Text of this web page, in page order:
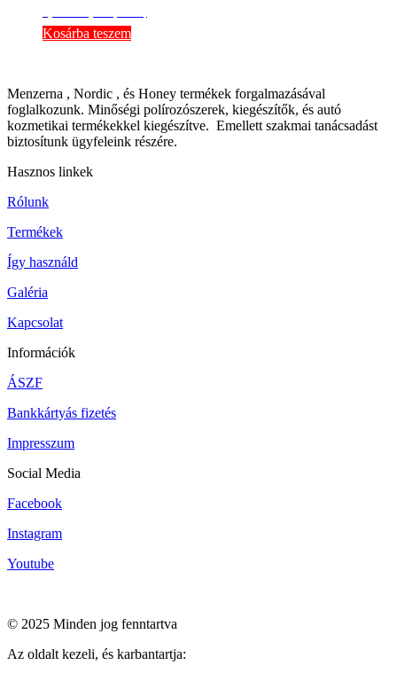
Kosárba teszem
Menzerna , Nordic , és Honey termékek forgalmazásával
foglalkozunk. Minőségi polírozószerek, kiegészítők, és autó
kozmetikai termékekkel kiegészítve. Emellett szakmai tanácsadást
biztosítunk ügyfeleink részére.
Hasznos linkek
Rólunk
Termékek
Így használd
Galéria
Kapcsolat
Információk
ÁSZF
Bankkártyás fizetés
Impresszum
Social Media
Facebook
Instagram
Youtube
© 2025 Minden jog fenntartva
Az oldalt kezeli, és karbantartja: